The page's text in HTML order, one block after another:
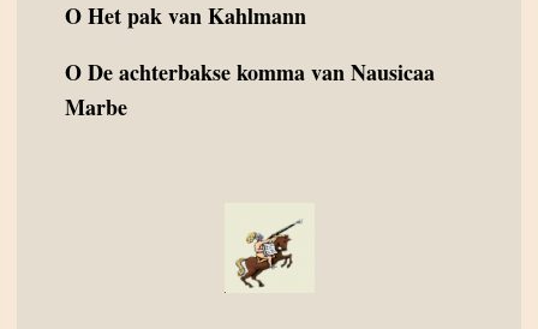
OHet pak van Kahlmann
ODe achterbakse komma van Nausicaa
Marbe